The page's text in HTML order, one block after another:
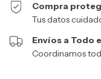
Compra
Tus datos
Envíos a Todo
Coordinamos